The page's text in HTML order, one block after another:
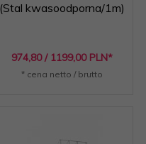
(Stal kwasoodporna/1m)
974,80 / 1199,00 PLN*
* cena netto / brutto